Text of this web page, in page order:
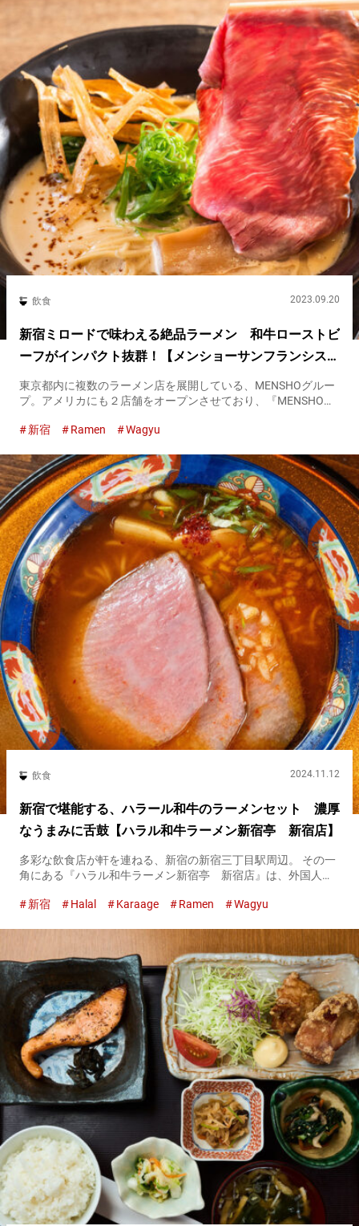
飲食 2023.09.20
新宿ミロードで味わえる絶品ラーメン 和牛ローストビ
ーフがインパクト抜群！【メンショーサンフランシス
コ】
東京都内に複数のラーメン店を展開している、MENSHOグルー
プ。アメリカにも２店舗をオープンさせており、『MENSHO』
１つ、『MENSHO San Francisco（以下、メ...
新宿 Ramen Wagyu
飲食 2024.11.12
新宿で堪能する、ハラール和牛のラーメンセット 濃厚
なうまみに舌鼓【ハラル和牛ラーメン新宿亭 新宿店】
多彩な飲食店が軒を連ねる、新宿の新宿三丁目駅周辺。 その一
角にある『ハラル和牛ラーメン新宿亭 新宿店』は、外国人が
ハラール対応の和牛を使った豪華なラーメン。 ハラール食品の
新宿 Halal Karaage Ramen Wagyu